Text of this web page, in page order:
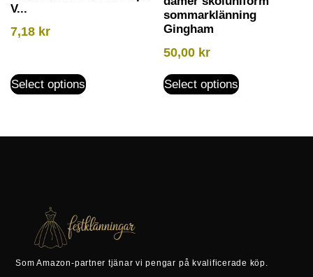
V...
7,18 kr
Select options
sommarklänning
Gingham
50,00 kr
Select options
Som Amazon-partner tjänar vi pengar på kvalificerade köp.